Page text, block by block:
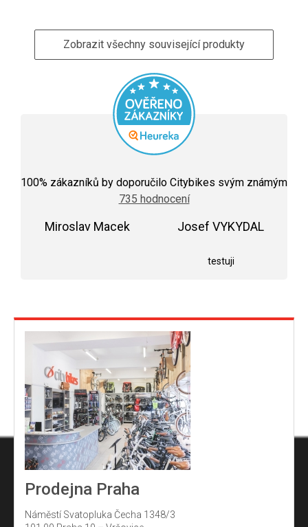
Zobrazit všechny související produkty
hodnocení
obchodu
je
100% zákazníků by doporučilo Citybikes svým známým
735 hodnocení
Miroslav Macek Josef VYKYDAL
testuji
Prodejna Praha
Náměstí Svatopluka Čecha 1348/3